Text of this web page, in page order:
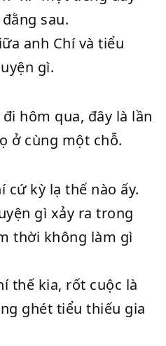
sau.
anh Chí và tiểu
gì.
hôm qua, đây là lần
ở cùng một chỗ.
cứ kỳ lạ thế nào ấy.
gì xảy ra trong
thời không làm gì
thế kia, rốt cuộc là
ghét tiểu thiếu gia